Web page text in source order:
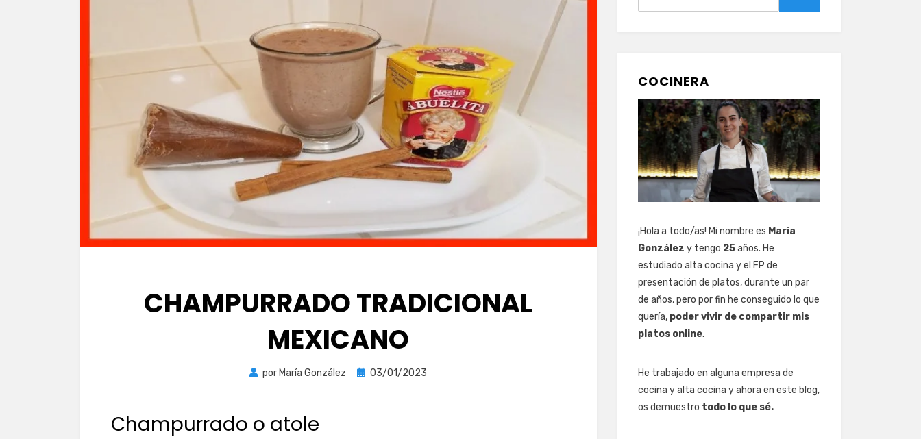
CHAMPURRADO TRADICIONAL
MEXICANO
por María González
Publicada
03/01/2023
Champurrado o atole
COCINERA
¡Hola a todo/as! Mi nombre es Maria
González y tengo 25años. He
estudiado alta cocina y el FP de
presentación de platos, durante un par
de años, pero por fin he conseguido lo que
quería, poder vivir de compartir mis
platos online.
He trabajado en alguna empresa de
cocina y alta cocina y ahora en este blog,
os demuestro todo lo que sé.